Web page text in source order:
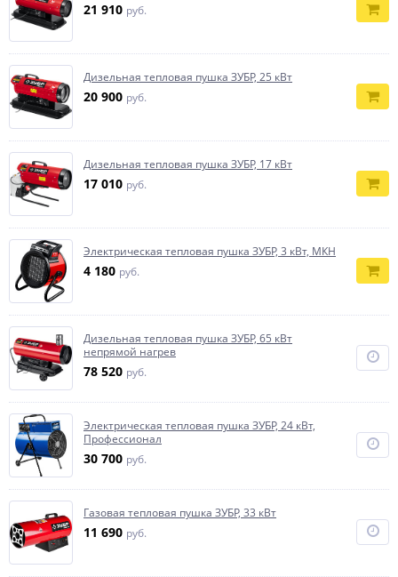
21 910 руб.
Дизельная тепловая пушка ЗУБР, 25 кВт
20 900 руб.
Дизельная тепловая пушка ЗУБР, 17 кВт
17 010 руб.
Электрическая тепловая пушка ЗУБР, 3 кВт, МКН
4 180 руб.
Дизельная тепловая пушка ЗУБР, 65 кВт
непрямой нагрев
78 520 руб.
Электрическая тепловая пушка ЗУБР, 24 кВт,
Профессионал
30 700 руб.
Газовая тепловая пушка ЗУБР, 33 кВт
11 690 руб.